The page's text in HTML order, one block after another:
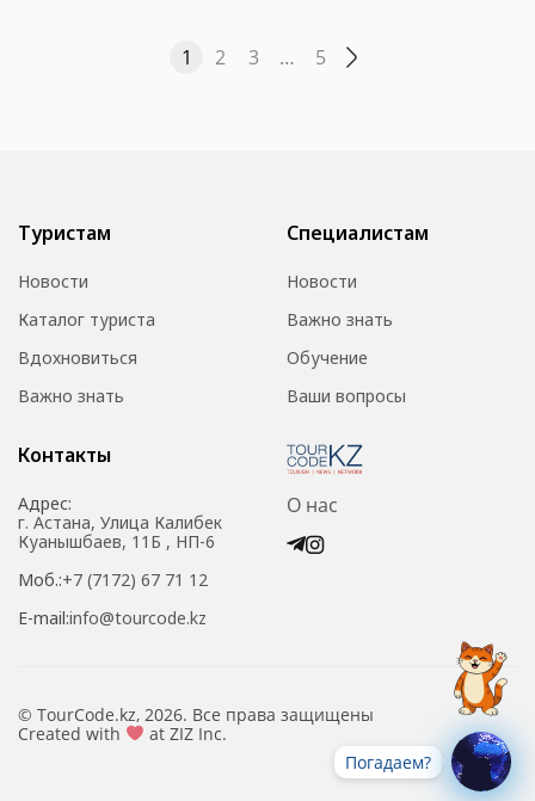
1 2 3 … 5
Туристам
Новости
Каталог туриста
Вдохновиться
Важно знать
Специалистам
Новости
Важно знать
Обучение
Ваши вопросы
Контакты
Адрес:
г. Астана, Улица Калибек
Куанышбаев, 11Б , НП-6
Моб.:+7 (7172) 67 71 12
E-mail:info@tourcode.kz
О нас
© TourCode.kz, 2026. Все права защищены
Created with
at ZIZ Inc.
Погадаем?